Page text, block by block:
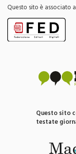
Questo sito è associato
Questo sito
testate